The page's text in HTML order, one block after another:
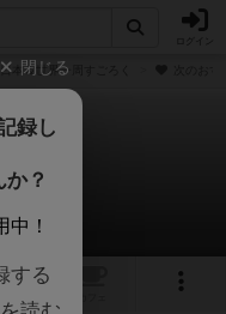
日本＆世界一周すごろく
ごろく
ーム
閉じる
録し
？
中！
する